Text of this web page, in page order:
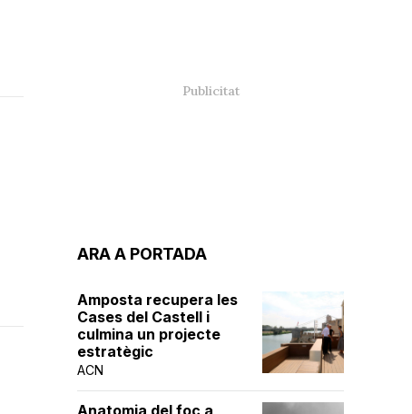
ARA A PORTADA
Amposta recupera les
Cases del Castell i
culmina un projecte
estratègic
ACN
Anatomia del foc a